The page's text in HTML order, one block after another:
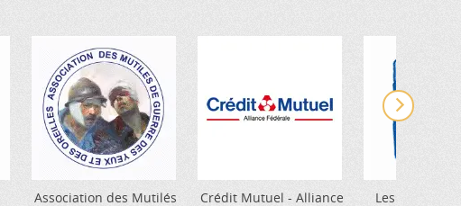
Association des Mutilés Crédit Mutuel - Alliance Les Gueules